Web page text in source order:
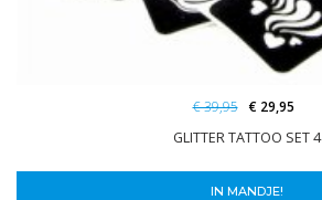
GLITTER TATTOO SET 4
€ 39,95 € 29,95
IN MANDJE!